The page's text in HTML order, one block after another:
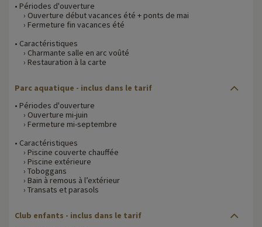
• Périodes d'ouverture
› Ouverture début vacances été + ponts de mai
› Fermeture fin vacances été
• Caractéristiques
› Charmante salle en arc voûté
› Restauration à la carte
Parc aquatique - inclus dans le tarif
• Périodes d'ouverture
› Ouverture mi-juin
› Fermeture mi-septembre
• Caractéristiques
› Piscine couverte chauffée
› Piscine extérieure
› Toboggans
› Bain à remous à l’extérieur
› Transats et parasols
Club enfants - inclus dans le tarif